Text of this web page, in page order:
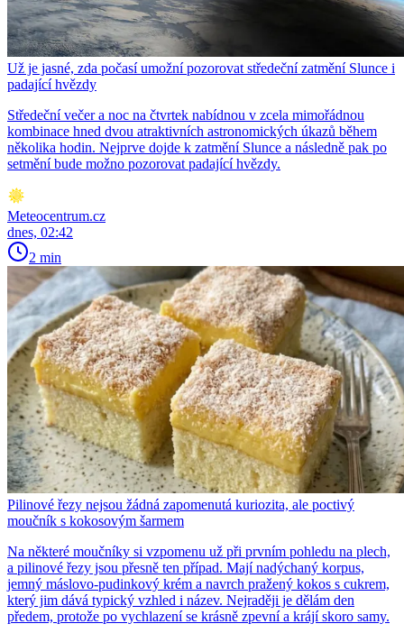
Už je jasné, zda počasí umožní pozorovat středeční zatmění Slunce i
padající hvězdy
Středeční večer a noc na čtvrtek nabídnou v zcela mimořádnou
kombinace hned dvou atraktivních astronomických úkazů během
několika hodin. Nejprve dojde k zatmění Slunce a následně pak po
setmění bude možno pozorovat padající hvězdy.
Meteocentrum.cz
dnes, 02:42
2 min
Pilinové řezy nejsou žádná zapomenutá kuriozita, ale poctivý
moučník s kokosovým šarmem
Na některé moučníky si vzpomenu už při prvním pohledu na plech,
a pilinové řezy jsou přesně ten případ. Mají nadýchaný korpus,
jemný máslovo-pudinkový krém a navrch pražený kokos s cukrem,
který jim dává typický vzhled i název. Nejraději je dělám den
předem, protože po vychlazení se krásně zpevní a krájí skoro samy.